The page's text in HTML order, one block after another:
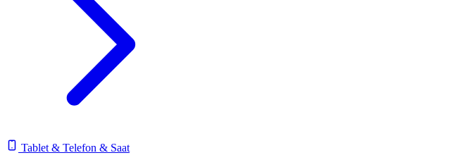
Tablet & Telefon & Saat